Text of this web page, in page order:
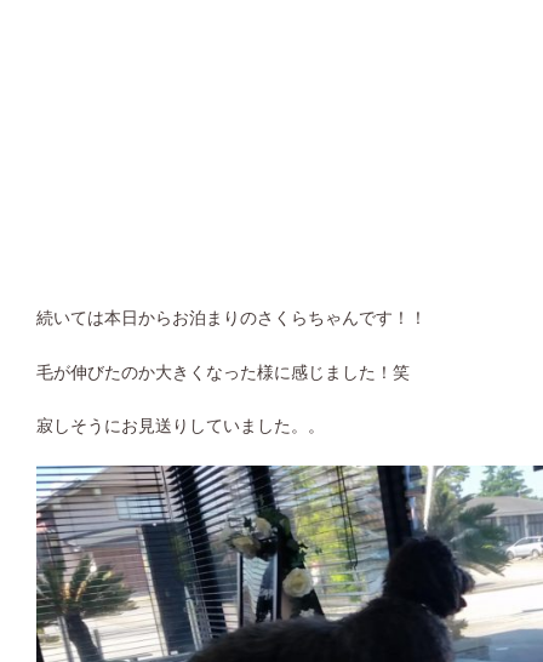
続いては本日からお泊まりのさくらちゃんです！！
毛が伸びたのか大きくなった様に感じました！笑
寂しそうにお見送りしていました。。